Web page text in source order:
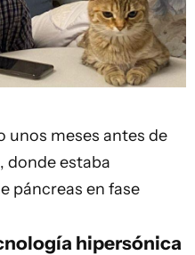
unos meses antes de
donde estaba
páncreas en fase
hipersónica